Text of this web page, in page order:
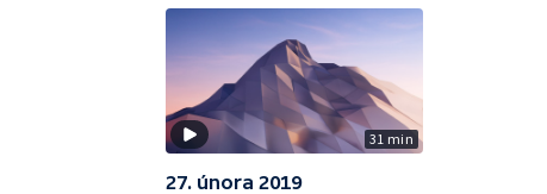
31 min
27. února 2019